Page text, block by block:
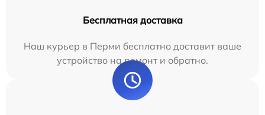
Бесплатная доставка
Наш курьер в Перми бесплатно доставит ваше
устройство на ремонт и обратно.